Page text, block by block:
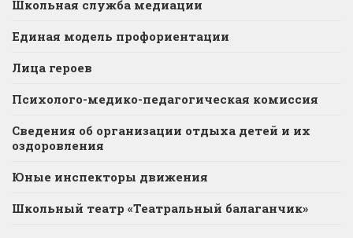
Школьная служба медиации
Единая модель профориентации
Лица героев
Психолого-медико-педагогическая комиссия
Сведения об организации отдыха детей и их
оздоровления
Юные инспекторы движения
Школьный театр «Театральный балаганчик»